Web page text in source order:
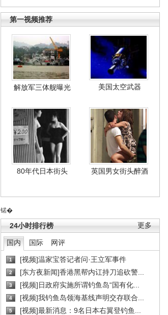
第一视频推荐
解放军三体舰曝光 美国太空武器
80年代日本街头 英国男女街头醉酒
锘�
更多
24小时排行榜
国内 国际 网评
1 [视频]温家宝答记者问·王立军事件
2 [东方夜新闻]香港黑帮内讧持刀追砍警...
3 [视频]日政府实施所谓钓鱼岛“国有化...
4 [视频]我钓鱼岛领海基线声明交存联合...
5 [视频]最新消息：9名日本右翼登钓鱼...